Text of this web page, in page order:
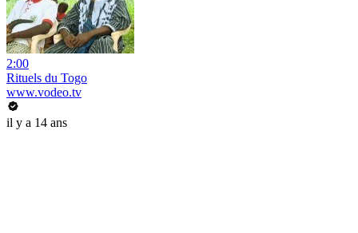
2:00
Rituels du Togo
www.vodeo.tv
il y a 14 ans